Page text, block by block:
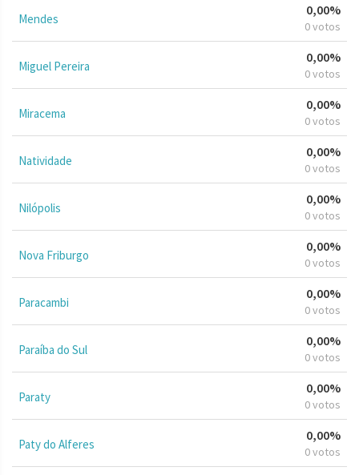
Mendes
0,00%
0 votos
Miguel Pereira
0,00%
0 votos
Miracema
0,00%
0 votos
Natividade
0,00%
0 votos
Nilópolis
0,00%
0 votos
Nova Friburgo
0,00%
0 votos
Paracambi
0,00%
0 votos
Paraíba do Sul
0,00%
0 votos
Paraty
0,00%
0 votos
Paty do Alferes
0,00%
0 votos